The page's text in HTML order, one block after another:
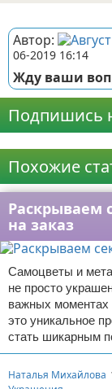
Автор:
06-2019 16:14
Жду ваши
Подпишись
Похожие
Раскрываем
на заказ
Самоцветы и
не просто
важных моментах
это уникальное
стать шикарным
Наталья Михайлова